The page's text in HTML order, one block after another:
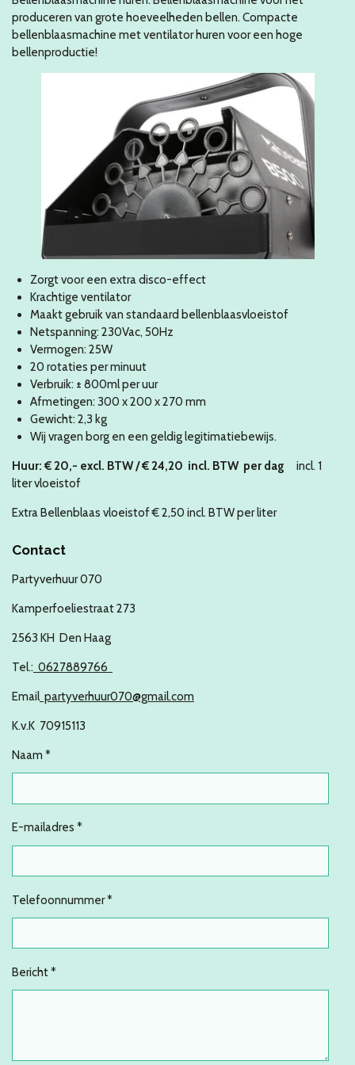
produceren van grote hoeveelheden bellen. Compacte
bellenblaasmachine met ventilator huren voor een hoge
bellenproductie!
Zorgt voor een extra disco-effect
Krachtige ventilator
Maakt gebruik van standaard bellenblaasvloeistof
Netspanning: 230Vac, 50Hz
Vermogen: 25W
20 rotaties per minuut
Verbruik: ± 800ml per uur
Afmetingen: 300 x 200 x 270 mm
Gewicht: 2,3 kg
Wij vragen borg en een geldig legitimatiebewijs.
Huur: € 20,- excl. BTW / € 24,20 incl. BTW per dag
incl. 1
liter vloeistof
Extra Bellenblaas vloeistof € 2,50 incl. BTW per liter
Contact
Partyverhuur 070
Kamperfoeliestraat 273
2563 KH Den Haag
Tel.: 0627889766
Emailpartyverhuur070@gmail.com
K.v.K 70915113
Naam *
E-mailadres *
Telefoonnummer *
Bericht *